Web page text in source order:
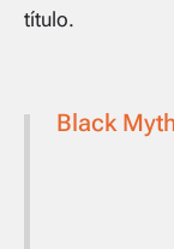
título.
Black